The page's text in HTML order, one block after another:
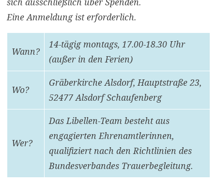
Eine Anmeldung ist erforderlich.
Wann?
14-tägig montags, 17.00-18.30 Uhr
(außer in den Ferien)
Wo?
Gräberkirche Alsdorf, Hauptstraße 23,
52477 Alsdorf Schaufenberg
Wer?
Das Libellen-Team besteht aus
engagierten Ehrenamtlerinnen,
qualifiziert nach den Richtlinien des
Bundesverbandes Trauerbegleitung.